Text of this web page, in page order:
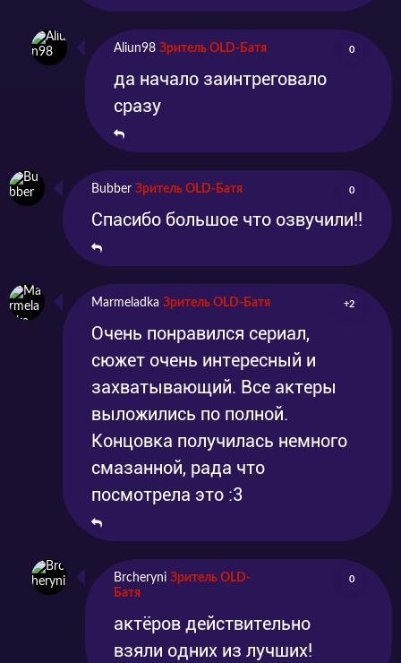
Aliun98 Зритель OLD-Батя 0
да начало заинтреговало
сразу
Bubber Зритель OLD-Батя 0
Спасибо большое что озвучили!!
Marmeladka Зритель OLD-Батя +2
Очень понравился сериал,
сюжет очень интересный и
захватывающий. Все актеры
выложились по полной.
Концовка получилась немного
смазанной, рада что
посмотрела это :3
Brcheryni Зритель OLD-
Батя
0
актёров действительно
взяли одних из лучших!